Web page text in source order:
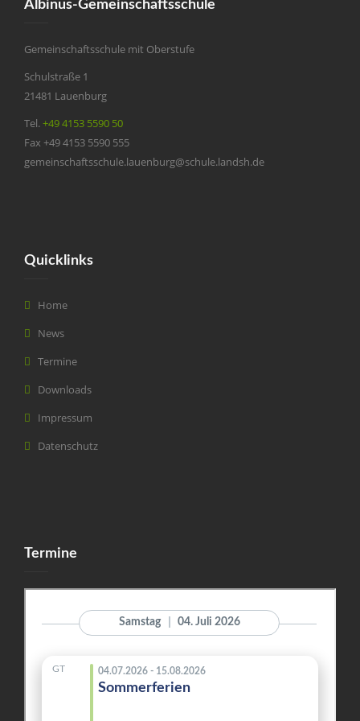
Albinus-Gemeinschaftsschule
Gemeinschaftsschule mit Oberstufe
Schulstraße 1
21481 Lauenburg
Tel.+49 4153 5590 50
Fax +49 4153 5590 555
gemeinschaftsschule.lauenburg@schule.landsh.de
Quicklinks
Home
News
Termine
Downloads
Impressum
Datenschutz
Termine